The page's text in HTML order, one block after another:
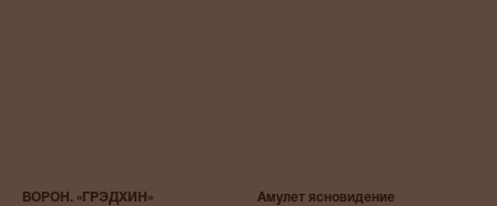
ВОРОН. «ГРЭДХИН»
Амулет ясновидение